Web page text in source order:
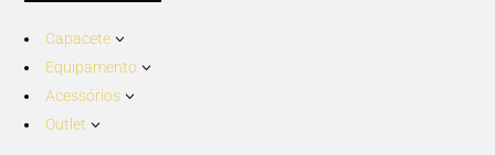
Capacete 3
Equipamento 3
Acessórios 3
Outlet 3